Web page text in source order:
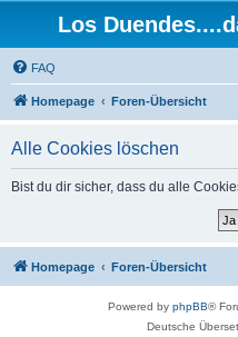
Los
FAQ
Homepage Foren-Übersicht
Alle Cookies löschen
Bist du dir sicher, dass du alle
Homepage Foren-Übersicht
Powered by phpBB®
Deutsche